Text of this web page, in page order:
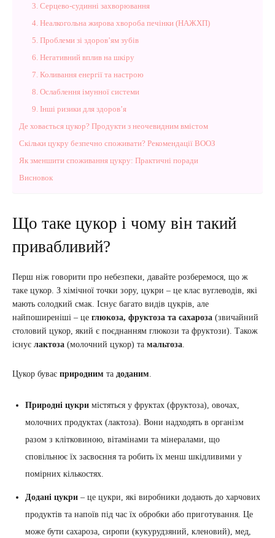
3. Серцево-судинні захворювання
4. Неалкогольна жирова хвороба печінки (НАЖХП)
5. Проблеми зі здоров’ям зубів
6. Негативний вплив на шкіру
7. Коливання енергії та настрою
8. Ослаблення імунної системи
9. Інші ризики для здоров’я
Де ховається цукор? Продукти з неочевидним вмістом
Скільки цукру безпечно споживати? Рекомендації ВООЗ
Як зменшити споживання цукру: Практичні поради
Висновок
Що таке цукор і чому він такий
привабливий?
Перш ніж говорити про небезпеки, давайте розберемося, що ж
таке цукор. З хімічної точки зору, цукри – це клас вуглеводів, які
мають солодкий смак. Існує багато видів цукрів, але
найпоширеніші – це глюкоза, фруктоза та сахароза (звичайний
столовий цукор, який є поєднанням глюкози та фруктози). Також
існує лактоза (молочний цукор) та мальтоза.
Цукор буває природним та доданим.
Природні цукри містяться у фруктах (фруктоза), овочах,
молочних продуктах (лактоза). Вони надходять в організм
разом з клітковиною, вітамінами та мінералами, що
сповільнює їх засвоєння та робить їх менш шкідливими у
помірних кількостях.
Додані цукри – це цукри, які виробники додають до харчових
продуктів та напоїв під час їх обробки або приготування. Це
може бути сахароза, сиропи (кукурудзяний, кленовий), мед,